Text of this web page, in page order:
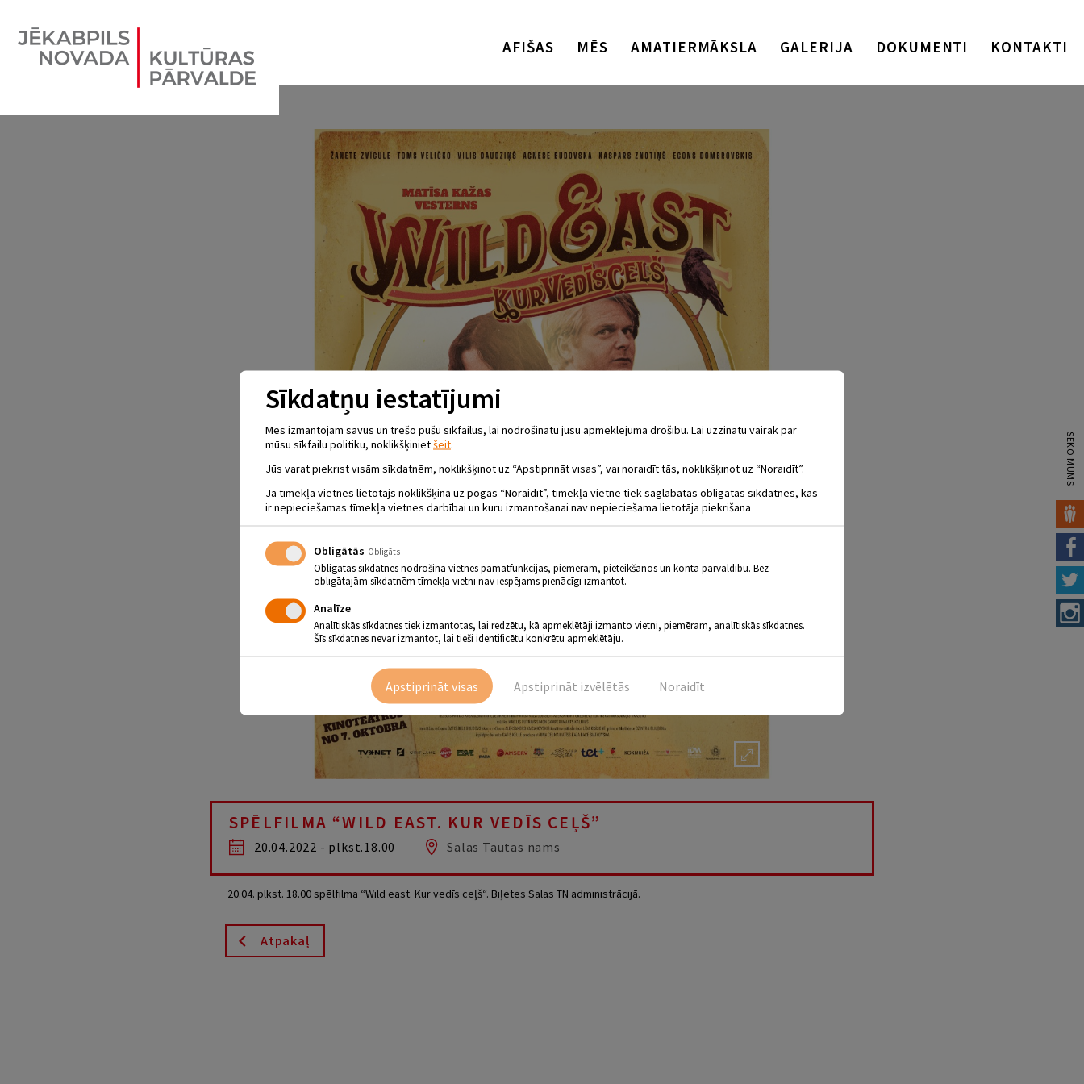
AFIŠAS MĒS AMATIERMĀKSLA GALERIJA DOKUMENTI KONTAKTI
SPĒLFILMA “WILD EAST. KUR VEDĪS CEĻŠ”
20.04.2022 - plkst.18.00 Salas Tautas nams
20.04. plkst. 18.00spēlfilma “Wild east. Kurvedīs ceļš“. Biļetes Salas TN administrācijā.
Atpakaļ
SEKO MUMS
Sīkdatņu iestatījumi
Mēs izmantojam savus un trešo pušu sīkfailus, lai nodrošinātu jūsu apmeklējuma drošību. Lai uzzinātu vairāk par
mūsu sīkfailu politiku, noklikšķinietšeit.
Jūs varat piekrist visām sīkdatnēm, noklikšķinot uz “Apstiprināt visas”, vai noraidīt tās, noklikšķinot uz “Noraidīt”.
Ja tīmekļa vietnes lietotājs noklikšķina uz pogas “Noraidīt”, tīmekļa vietnē tiek saglabātas obligātās sīkdatnes, kas
ir nepieciešamas tīmekļa vietnes darbībai un kuru izmantošanai nav nepieciešama lietotāja piekrišana
Obligātās Obligāts
Obligātās sīkdatnes nodrošina vietnes pamatfunkcijas, piemēram, pieteikšanos un konta pārvaldību. Bez
obligātajām sīkdatnēm tīmekļa vietni nav iespējams pienācīgi izmantot.
Analīze
Analītiskās sīkdatnes tiek izmantotas, lai redzētu, kā apmeklētāji izmanto vietni, piemēram, analītiskās sīkdatnes.
Šīs sīkdatnes nevar izmantot, lai tieši identificētu konkrētu apmeklētāju.
Noraidīt
Apstiprināt izvēlētās
Apstiprināt visas